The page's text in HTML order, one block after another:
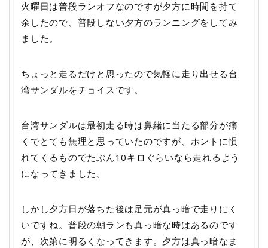
火曜日は普段ランオフなのですが夕方に時間を持て
余したので、普段しない夕方のランニングをしてみ
ました。
ちょっと走るだけと思ったので気軽に走り出せる台
湾サンダルをチョイスです。
台湾サンダルは最初走る時は鼻緒に当たる部分が痛
くでとても無理と思っていたのですが、ホントに慣
れてくるものでたぶん10キロぐらいなら走れるよう
になってきました。
しかし夕方日が落ちた後は足元が真っ暗で走りにく
いですね。普段の朝ランも真っ暗な時はあるのです
が、次第に明るくなってきます。夕方は真っ暗なま